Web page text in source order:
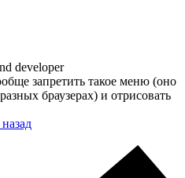
developer
запретить такое меню (оно
браузерах) и отрисовать